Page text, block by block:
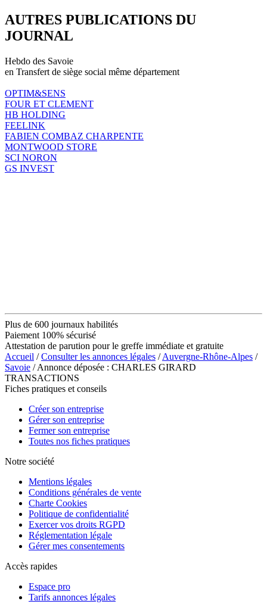
AUTRES PUBLICATIONS DU
JOURNAL
Hebdo des Savoie
en Transfert de siège social même département
OPTIM&SENS
FOUR ET CLEMENT
HB HOLDING
FEELINK
FABIEN COMBAZ CHARPENTE
MONTWOOD STORE
SCI NORON
GS INVEST
Plus de 600 journaux habilités
Paiement 100% sécurisé
Attestation de parution pour le greffe immédiate et gratuite
Accueil /Consulter les annonces légales /Auvergne-Rhône-Alpes /
Savoie / Annonce déposée : CHARLES GIRARD
TRANSACTIONS
Fiches pratiques et conseils
Créer son entreprise
Gérer son entreprise
Fermer son entreprise
Toutes nos fiches pratiques
Notre société
Mentions légales
Conditions générales de vente
Charte Cookies
Politique de confidentialité
Exercer vos droits RGPD
Réglementation légale
Gérer mes consentements
Accès rapides
Espace pro
Tarifs annonces légales